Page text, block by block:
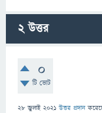
2উত্তর
0
টি ভোট
28 জুলাই 2021 উত্তর প্রদান